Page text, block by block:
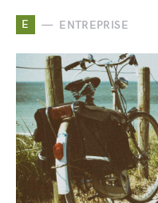
E ENTREPRISE